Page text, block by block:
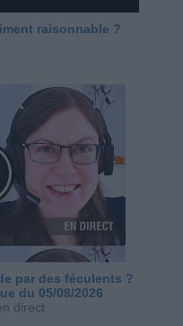
raisonnable ?
par des féculents ?
du 05/08/2026
direct